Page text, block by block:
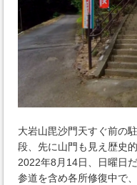
大岩山毘沙門天すぐ前の
段、先に山門も見え歴史
2022年8月14日、日曜日
参道を含め各所修復中で